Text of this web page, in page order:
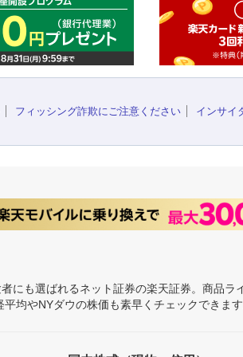
フィッシング詐欺にご注意ください インサイ
にも選ばれるネット証券の楽天証券。商品
均やNYダウの株価も素早くチェックできます